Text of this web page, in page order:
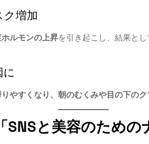
増加
ルモンの上昇を引き起こし、結果と
やすくなり、朝のむくみや目の下の
SNSと美容のための